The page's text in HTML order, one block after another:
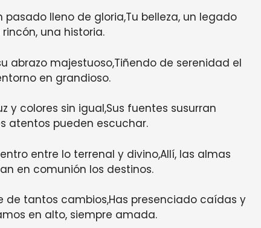
lleno de gloria,Tu belleza, un legado
una historia.
abrazo majestuoso,Tiñendo de serenidad el
en grandioso.
y colores sin igual,Sus fuentes susurran
atentos pueden escuchar.
entre lo terrenal y divino,Allí, las almas
en comunión los destinos.
de tantos cambios,Has presenciado caídas y
en alto, siempre amada.